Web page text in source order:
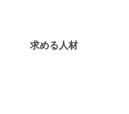
求める人材